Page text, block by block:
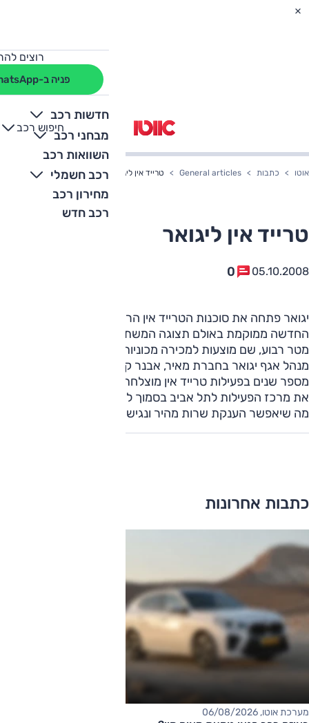
רוצים
פניה ב-WhatsApp
חדשות רכב
מבחני רכב
השוואות רכב
רכב חשמלי
מחירון רכב
רכב חדש
חיפוש רכב
+
-
אוטו כתבות General articles טרייד אין ליגואר
טרייד אין ליגואר
05.10.2008
0
יגואר פתחה את סוכנות הטרייד אין הרשמית שלה. הסוכנות
מטר רבוע, שם מוצעות למכירה מכוניות חדשות לצד משומשות.
מנהל אגף יגואר בחברת מאיר, אבנר קז, מוסר כי לאור ניסיון של
מספר שנים בפעילות טרייד אין מוצלחת בצפון, הוחלט להעתיק
את מרכז הפעילות לתל אביב בסמוך לאולם המכירות של יגואר,
מה שיאפשר הענקת שרות מהיר ונגיש יותר ללקוחות החברה.
כתבות אחרונות
מערכת אוטו, 06/08/2026